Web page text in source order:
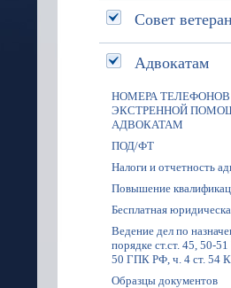
Совет
Адвокатам
НОМЕРА
ЭКСТРЕННОЙ
АДВОКАТАМ
ПОД/ФТ
Налоги и отчетность
Повышение
Бесплатная
Ведение дел по
порядке ст.ст. 45, 50-
50 ГПК РФ, ч. 4 ст. 54
Образцы документов